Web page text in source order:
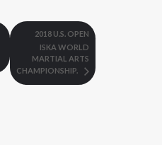
2018 U.S. OPEN
ISKA WORLD
MARTIAL ARTS
CHAMPIONSHIP.